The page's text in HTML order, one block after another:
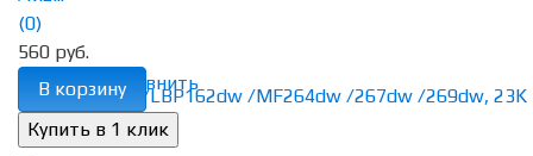
избранное сравнить
(0)
560 руб.
В корзину